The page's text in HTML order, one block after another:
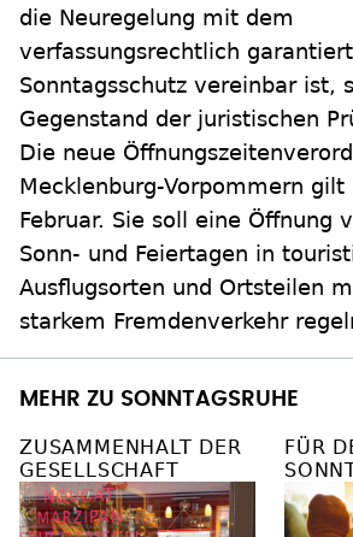
die Neuregelung mit dem
verfassungsrechtlich
Sonntagsschutz vereinbar ist,
Gegenstand der juristischen
Die neue
Mecklenburg-Vorpommern gilt
Februar. Sie soll eine Öffnung
Sonn- und Feiertagen in
Ausflugsorten und Ortsteilen
starkem Fremdenverkehr
MEHR ZU SONNTAGSRUHE
ZUSAMMENHALT DER
GESELLSCHAFT
FÜR